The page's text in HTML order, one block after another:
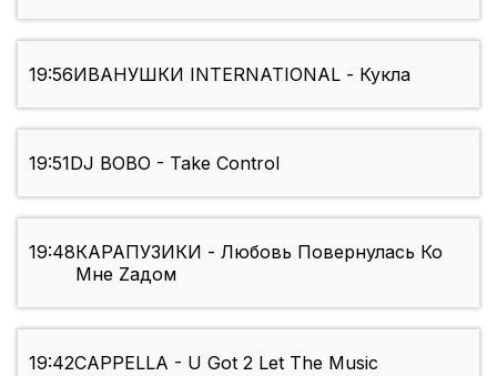
19:56ИВАНУШКИ INTERNATIONAL - Кукла
19:51DJ BOBO - Take Control
19:48КАРАПУЗИКИ - Любовь Повернулась Ко
Мне Zадом
19:42CAPPELLA - U Got 2 Let The Music